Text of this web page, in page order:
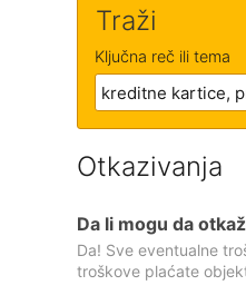
Traži
Ključna reč ili tema
Otkazivanja
Da li mogu da
Da! Sve eventualne
troškove plaćate